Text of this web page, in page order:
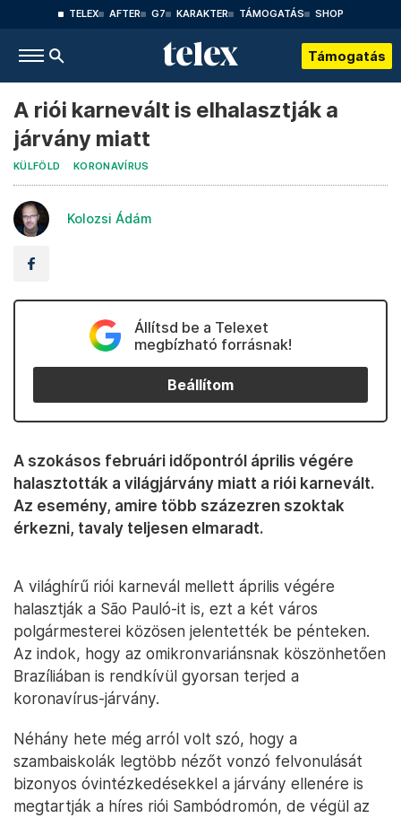
TELEX AFTER G7 KARAKTER TÁMOGATÁS SHOP
Támogatás
A riói karnevált is elhalasztják a
járvány miatt
KÜLFÖLD KORONAVÍRUS
Kolozsi Ádám
Állítsd be a Telexet
megbízható forrásnak!
Beállítom
A szokásos februári időpontról április végére
halasztották a világjárvány miatt a riói karnevált.
Az esemény, amire több százezren szoktak
érkezni, tavaly teljesen elmaradt.
A világhírű riói karnevál mellett április végére
halasztják a São Pauló-it is, ezt a két város
polgármesterei közösen jelentették be pénteken.
Az indok, hogy az omikronvariánsnak köszönhetően
Brazíliában is rendkívül gyorsan terjed a
koronavírus-járvány.
Néhány hete még arról volt szó, hogy a
szambaiskolák legtöbb nézőt vonzó felvonulását
bizonyos óvintézkedésekkel a járvány ellenére is
megtartják a híres riói Sambódromón, de végül az